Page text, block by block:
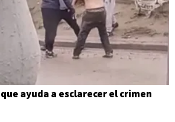
ayuda a esclarecer el crimen